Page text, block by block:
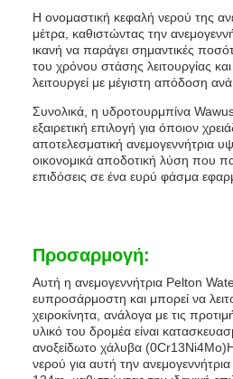
Η ονομαστική κεφαλή νερού της
μέτρα, καθιστώντας την
ικανή να παράγει σημαντικές
του χρόνου στάσης λειτουργίας
λειτουργεί με μέγιστη απόδοση
Συνολικά, η υδροτουρμπίνα
εξαιρετική επιλογή για όποιον
αποτελεσματική ανεμογεννήτρια
οικονομικά αποδοτική λύση που
επιδόσεις σε ένα ευρύ φάσμα
Προσαρμογή:
Αυτή η ανεμογεννήτρια Pelton
ευπροσάρμοστη και μπορεί να
χειροκίνητα, ανάλογα με τις
υλικό του δρομέα είναι
ανοξείδωτο χάλυβα
νερού για αυτή την